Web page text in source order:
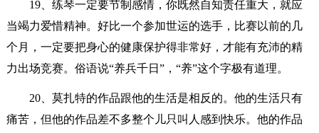
19、练琴一定要节制感情，你既然自知责任重大，就应
当竭力爱惜精神。好比一个参加世运的选手，比赛以前的几
个月，一定要把身心的健康保护得非常好，才能有充沛的精
力出场竞赛。俗语说“养兵千日”，“养”这个字极有道理。
20、莫扎特的作品跟他的生活是相反的。他的生活只有
痛苦，但他的作品差不多整个儿只叫人感到快乐。他的作品